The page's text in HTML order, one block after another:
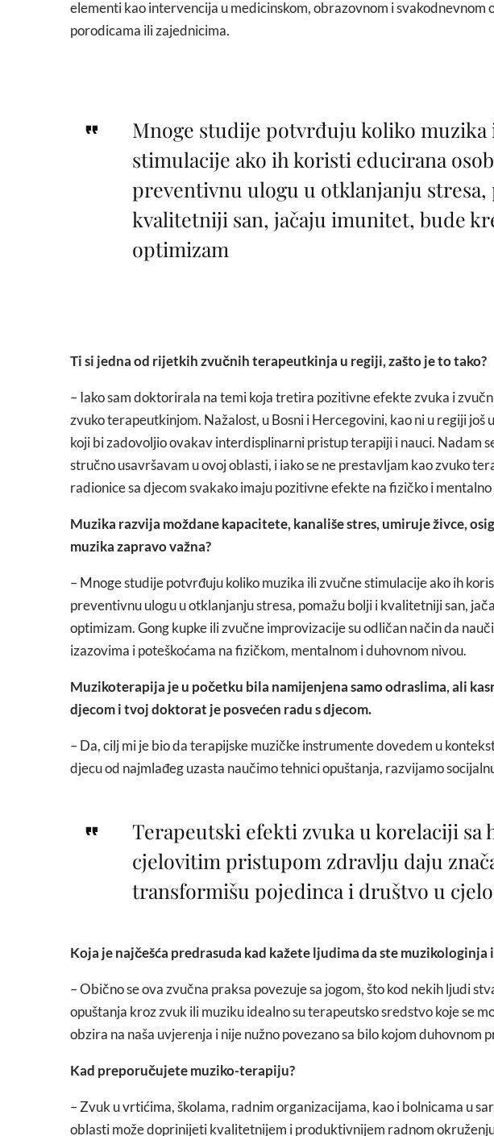
elementi kao intervencija u medicinskom, obrazovnom i svakodnevnom
porodicama ili zajednicima.
Mnoge studije potvrđuju koliko muzika
stimulacije ako ih koristi educirana
preventivnu ulogu u otklanjanju stresa,
kvalitetniji san, jačaju imunitet, bude
optimizam
Ti si jedna od rijetkih zvučnih terapeutkinja u regiji, zašto je to tako?
– Iako sam doktorirala na temi koja tretira pozitivne efekte zvuka i
zvuko terapeutkinjom. Nažalost, u Bosni i Hercegovini, kao ni u regiji
koji bi zadovoljio ovakav interdisplinarni pristup terapiji i nauci. Nadam
stručno usavršavam u ovoj oblasti, i iako se ne prestavljam kao zvuko
radionice sa djecom svakako imaju pozitivne efekte na fizičko i
Muzika razvija moždane kapacitete, kanališe stres, umiruje živce,
muzika zapravo važna?
– Mnoge studije potvrđuju koliko muzika ili zvučne stimulacije ako ih
preventivnu ulogu u otklanjanju stresa, pomažu bolji i kvalitetniji san,
optimizam. Gong kupke ili zvučne improvizacije su odličan način da
izazovima i poteškoćama na fizičkom, mentalnom i duhovnom nivou.
Muzikoterapija je u početku bila namijenjena samo odraslima, ali
djecom i tvoj doktorat je posvećen radu s djecom.
– Da, cilj mi je bio da terapijske muzičke instrumente dovedem u
djecu od najmlađeg uzasta naučimo tehnici opuštanja, razvijamo
Terapeutski efekti zvuka u korelaciji
cjelovitim pristupom zdravlju daju
transformišu pojedinca i društvo u
Koja je najčešća predrasuda kad kažete ljudima da ste
– Obično se ova zvučna praksa povezuje sa jogom, što kod nekih ljudi
opuštanja kroz zvuk ili muziku idealno su terapeutsko sredstvo koje se
obzira na naša uvjerenja i nije nužno povezano sa bilo kojom duhovnom
Kad preporučujete muziko-terapiju?
– Zvuk u vrtićima, školama, radnim organizacijama, kao i bolnicama u
oblasti može doprinijeti kvalitetnijem i produktivnijem radnom